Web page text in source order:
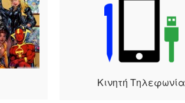
Κινητή Τηλεφωνία